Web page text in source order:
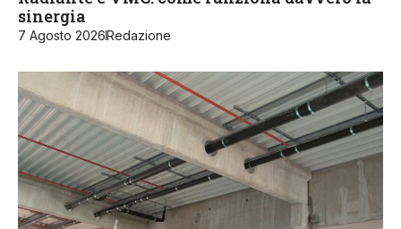
sinergia
7 Agosto 2026Redazione